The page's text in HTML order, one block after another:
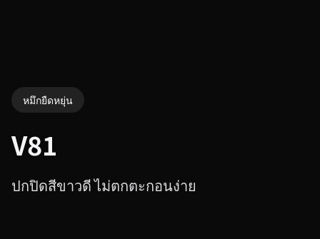
หมึกยืดหยุ่น
V81
ปกปิดสีขาวดี ไม่ตกตะกอนง่าย